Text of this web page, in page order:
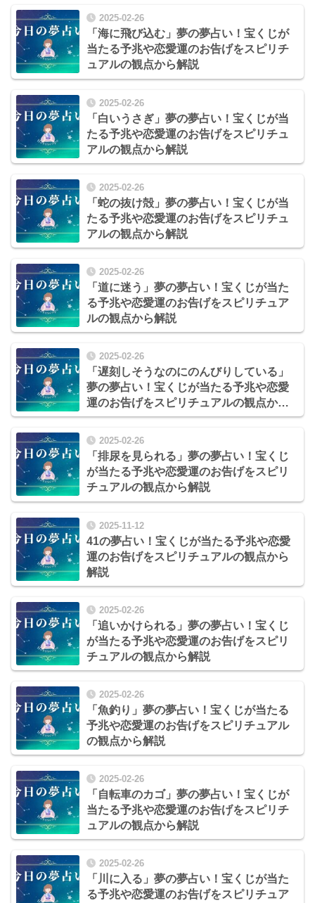
2025-02-26
「海に飛び込む」夢の夢占い！宝くじが
当たる予兆や恋愛運のお告げをスピリチ
ュアルの観点から解説
2025-02-26
「白いうさぎ」夢の夢占い！宝くじが当
たる予兆や恋愛運のお告げをスピリチュ
アルの観点から解説
2025-02-26
「蛇の抜け殻」夢の夢占い！宝くじが当
たる予兆や恋愛運のお告げをスピリチュ
アルの観点から解説
2025-02-26
「道に迷う」夢の夢占い！宝くじが当た
る予兆や恋愛運のお告げをスピリチュア
ルの観点から解説
2025-02-26
「遅刻しそうなのにのんびりしている」
夢の夢占い！宝くじが当たる予兆や恋愛
運のお告げをスピリチュアルの観点から
解説
2025-02-26
「排尿を見られる」夢の夢占い！宝くじ
が当たる予兆や恋愛運のお告げをスピリ
チュアルの観点から解説
2025-11-12
41の夢占い！宝くじが当たる予兆や恋愛
運のお告げをスピリチュアルの観点から
解説
2025-02-26
「追いかけられる」夢の夢占い！宝くじ
が当たる予兆や恋愛運のお告げをスピリ
チュアルの観点から解説
2025-02-26
「魚釣り」夢の夢占い！宝くじが当たる
予兆や恋愛運のお告げをスピリチュアル
の観点から解説
2025-02-26
「自転車のカゴ」夢の夢占い！宝くじが
当たる予兆や恋愛運のお告げをスピリチ
ュアルの観点から解説
2025-02-26
「川に入る」夢の夢占い！宝くじが当た
る予兆や恋愛運のお告げをスピリチュア